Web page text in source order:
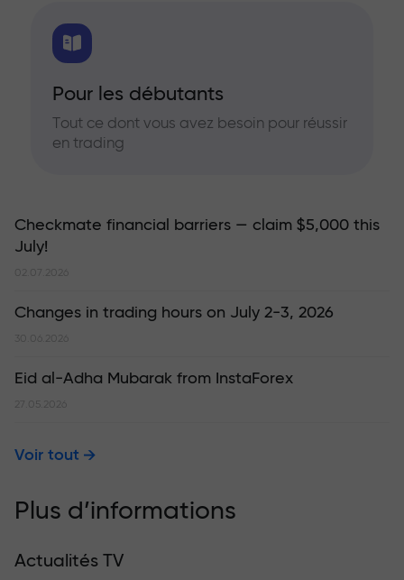
Pour les débutants
Tout ce dont vous avez besoin pour réussir
en trading
Checkmate financial barriers — claim $5,000 this
July!
02.07.2026
Changes in trading hours on July 2-3, 2026
30.06.2026
Eid al-Adha Mubarak from InstaForex
27.05.2026
Voir tout
Plus d’informations
Actualités TV